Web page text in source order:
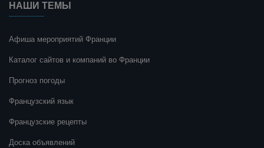
НАШИ ТЕМЫ
Афиша мероприятий Франции
Каталог сайтов и компаний во Франции
Прогноз погоды
Французский язык
Французские рецепты
Доска объявлений